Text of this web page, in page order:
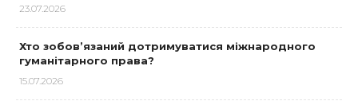
23.07.2026
Хто зобов’язаний дотримуватися міжнародного
гуманітарного права?
15.07.2026